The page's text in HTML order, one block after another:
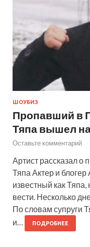
ШОУБИЗ
Пропавший в
Тяпа вышел
Оставьте комментарий
Артист рассказал о
Тяпа Актер и
известный как
вести. Несколько
По словам супруги
и…
ПОДРОБНЕЕ